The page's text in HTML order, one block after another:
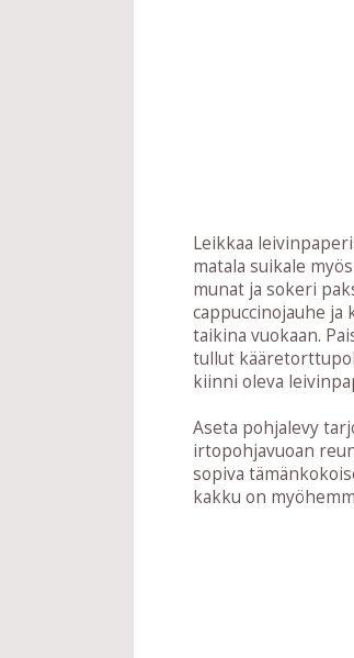
Leikkaa
matala suikale
munat ja sokeri
cappuccinojauhe ja
taikina vuokaan.
tullut
kiinni oleva
Aseta pohjalevy
irtopohjavuoan
sopiva
kakku on